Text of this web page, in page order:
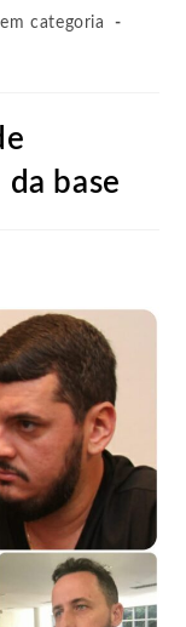
categoria
base